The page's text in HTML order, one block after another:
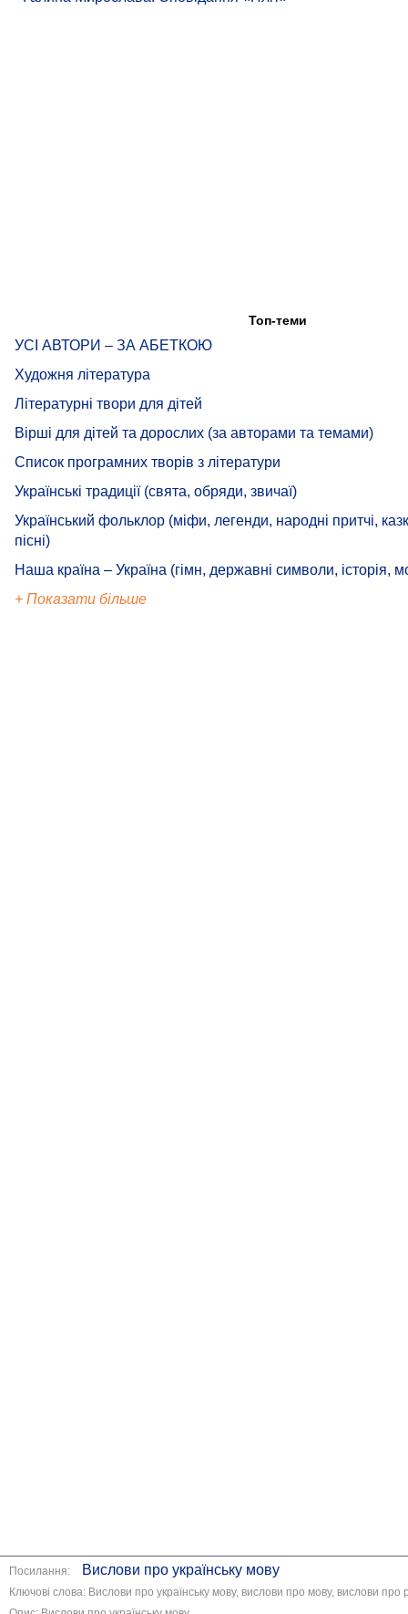
Топ-теми
УСІ АВТОРИ – ЗА АБЕТКОЮ
Художня література
Літературні твори для дітей
Вірші для дітей та дорослих (за авторами та темами)
Список програмних творів з літератури
Українські традиції (свята, обряди, звичаї)
Український фольклор (міфи, легенди, народні притчі,
пісні)
Наша країна – Україна (гімн, державні символи, історія,
+ Показати більше
Посилання: Вислови про українську мову
Ключові слова: Вислови про українську мову, вислови про мову, вислови про